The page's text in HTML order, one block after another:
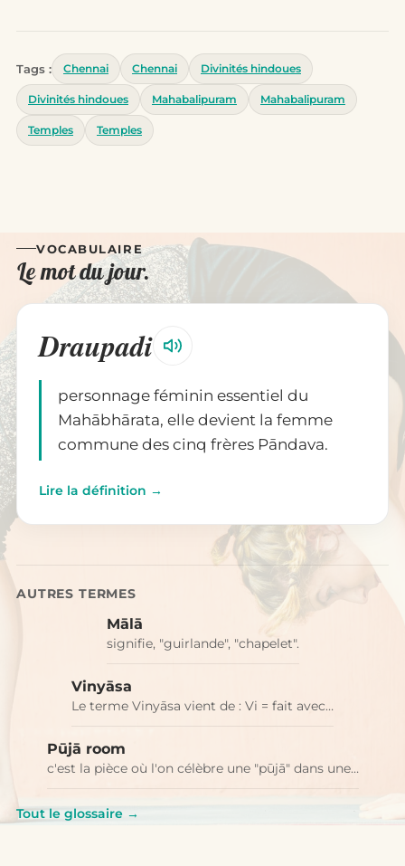
Tags : Chennai Chennai Divinités hindoues
Divinités hindoues Mahabalipuram Mahabalipuram
Temples Temples
VOCABULAIRE
Le mot du jour.
Draupadi
personnage féminin essentiel du
Mahābhārata, elle devient la femme
commune des cinq frères Pāndava.
Lire la définition →
AUTRES TERMES
Mālā
signifie, "guirlande", "chapelet".
Vinyāsa
Le terme Vinyāsa vient de : Vi = fait avec…
Pūjā room
c'est la pièce où l'on célèbre une "pūjā" dans une…
Tout le glossaire →